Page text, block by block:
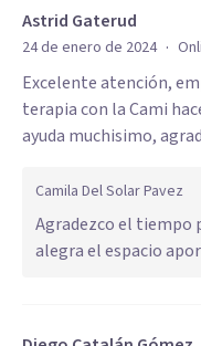
Astrid Gaterud
24 de enero de 2024 ·
Excelente atención,
terapia con la Cami
ayuda muchisimo,
Camila Del Solar Pavez
Agradezco el tiempo
alegra el espacio